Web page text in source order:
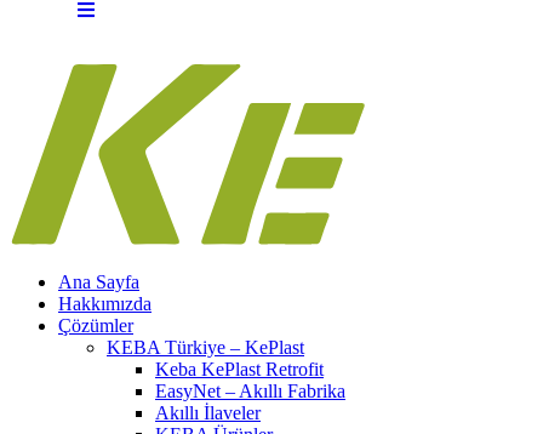
Ana Sayfa
Hakkımızda
Çözümler
KEBA Türkiye – KePlast
Keba KePlast Retrofit
EasyNet – Akıllı Fabrika
Akıllı İlaveler